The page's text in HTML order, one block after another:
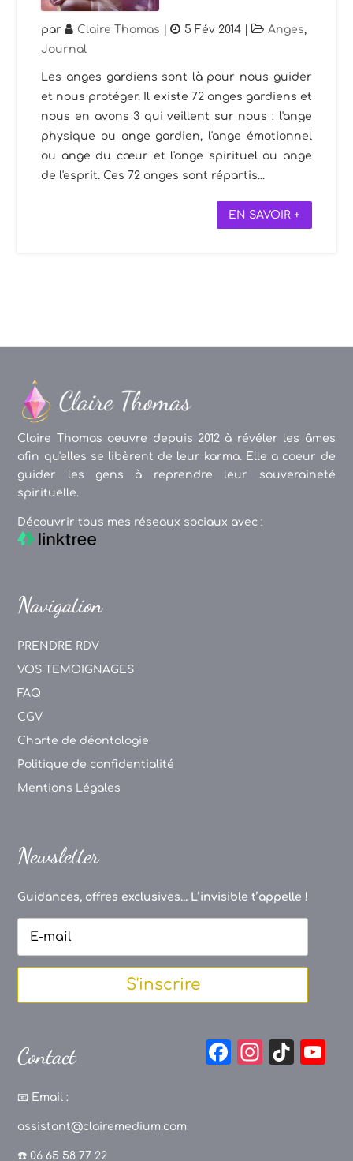
par Claire Thomas | 5 Fév 2014 | Anges,
Journal
Les anges gardiens sont là pour nous guider
et nous protéger. Il existe 72 anges gardiens et
nous en avons 3 qui veillent sur nous : l'ange
physique ou ange gardien, l'ange émotionnel
ou ange du cœur et l'ange spirituel ou ange
de l'esprit. Ces 72 anges sont répartis...
EN SAVOIR +
Claire Thomas oeuvre depuis 2012 à révéler les âmes
afin qu'elles se libèrent de leur karma. Elle a coeur de
guider les gens à reprendre leur souveraineté
spirituelle.
Découvrir tous mes réseaux sociaux avec :
Navigation
PRENDRE RDV
VOS TEMOIGNAGES
FAQ
CGV
Charte de déontologie
Politique de confidentialité
Mentions Légales
Newsletter
Guidances, offres exclusives... L’invisible t’appelle !
S'inscrire
Contact
📧 Email :
assistant@clairemedium.com
☎️ 06 65 58 77 22
F
In
Ti